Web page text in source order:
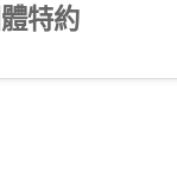
特約